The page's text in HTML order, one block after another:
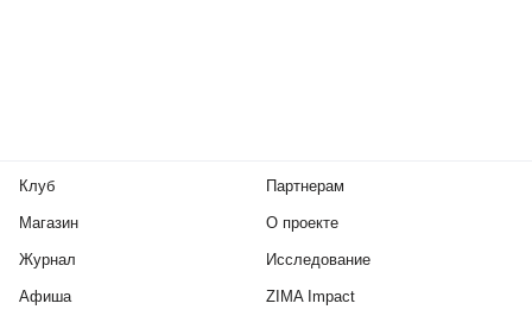
Клуб
Магазин
Журнал
Афиша
Партнерам
О проекте
Исследование
ZIMA Impact